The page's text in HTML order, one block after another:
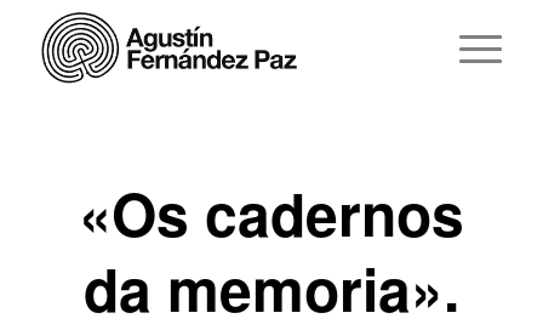
«Os cadernos
da memoria».